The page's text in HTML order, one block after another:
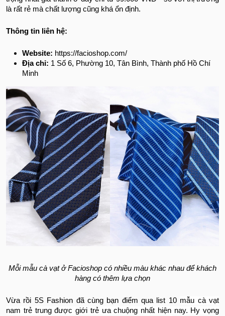
là rất rẻ mà chất lượng cũng khá ổn định.
Thông tin liên hệ:
Website: https://facioshop.com/
Địa chỉ: 1 Số 6, Phường 10, Tân Bình, Thành phố Hồ Chí
Minh
Mỗi mẫu cà vạt ở Facioshop có nhiều màu khác nhau để khách
hàng có thêm lựa chọn
Vừa rồi 5S Fashion đã cùng bạn điểm qua list 10 mẫu cà vạt
nam trẻ trung được giới trẻ ưa chuộng nhất hiện nay. Hy vọng